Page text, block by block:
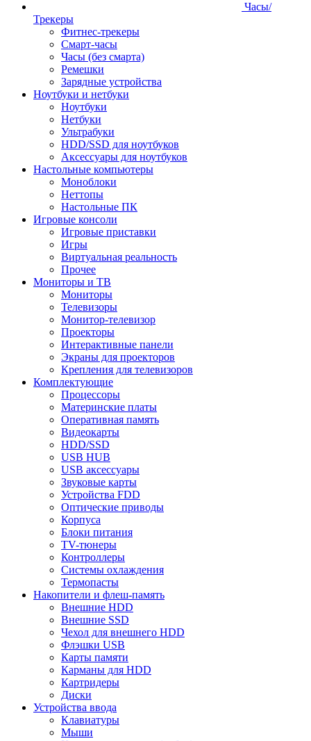
Часы/
Трекеры
Фитнес-трекеры
Смарт-часы
Часы (без смарта)
Ремешки
Зарядные устройства
Ноутбуки и нетбуки
Ноутбуки
Нетбуки
Ультрабуки
HDD/SSD для ноутбуков
Аксессуары для ноутбуков
Настольные компьютеры
Моноблоки
Неттопы
Настольные ПК
Игровые консоли
Игровые приставки
Игры
Виртуальная реальность
Прочее
Мониторы и ТВ
Мониторы
Телевизоры
Монитор-телевизор
Проекторы
Интерактивные панели
Экраны для проекторов
Крепления для телевизоров
Комплектующие
Процессоры
Материнские платы
Оперативная память
Видеокарты
HDD/SSD
USB HUB
USB аксессуары
Звуковые карты
Устройства FDD
Оптические приводы
Корпуса
Блоки питания
TV-тюнеры
Контроллеры
Системы охлаждения
Термопасты
Накопители и флеш-память
Внешние HDD
Внешние SSD
Чехол для внешнего HDD
Флэшки USB
Карты памяти
Карманы для HDD
Картридеры
Диски
Устройства ввода
Клавиатуры
Мыши